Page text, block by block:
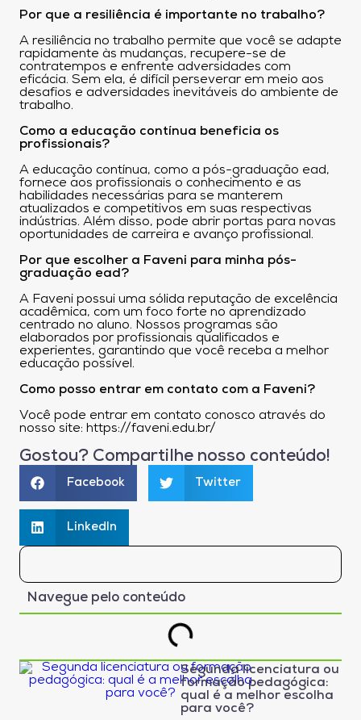
Por que a resiliência é importante no trabalho?
A resiliência no trabalho permite que você se adapte
rapidamente às mudanças, recupere-se de
contratempos e enfrente adversidades com
eficácia. Sem ela, é difícil perseverar em meio aos
desafios e adversidades inevitáveis do ambiente de
trabalho.
Como a educação contínua beneficia os
profissionais?
A educação contínua, como a pós-graduação ead,
fornece aos profissionais o conhecimento e as
habilidades necessárias para se manterem
atualizados e competitivos em suas respectivas
indústrias. Além disso, pode abrir portas para novas
oportunidades de carreira e avanço profissional.
Por que escolher a Faveni para minha pós-
graduação ead?
A Faveni possui uma sólida reputação de excelência
acadêmica, com um foco forte no aprendizado
centrado no aluno. Nossos programas são
elaborados por profissionais qualificados e
experientes, garantindo que você receba a melhor
educação possível.
Como posso entrar em contato com a Faveni?
Você pode entrar em contato conosco através do
nosso site: https://faveni.edu.br/
Gostou? Compartilhe nosso conteúdo!
Facebook Twitter
LinkedIn
Navegue pelo conteúdo
Segunda licenciatura ou
formação pedagógica:
qual é a melhor escolha
para você?